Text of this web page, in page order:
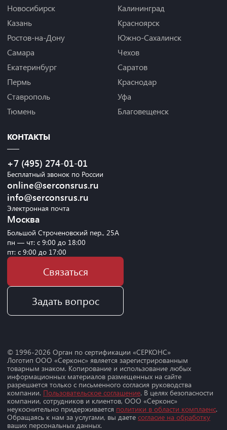
Новосибирск
Казань
Ростов-на-Дону
Самара
Екатеринбург
Пермь
Ставрополь
Тюмень
Калининград
Красноярск
Южно-Сахалинск
Чехов
Саратов
Краснодар
Уфа
Благовещенск
КОНТАКТЫ
+7 (495) 274-01-01
Бесплатный звонок по России
online@serconsrus.ru
info@serconsrus.ru
Электронная почта
Москва
Большой Строченовский пер., 25А
пн — чт: с 9:00 до 18:00
пт: с 9:00 до 17:00
Связаться
Задать вопрос
© 1996-2026 Орган по сертификации «СЕРКОНС»
Логотип ООО «Серконс» является зарегистрированным
товарным знаком. Копирование и использование любых
информационных материалов размещенных на сайте
разрешается только с письменного согласия руководства
компании. Пользовательское соглашение. В целях безопасности
компании, сотрудников и клиентов, ООО «Серконс»
неукоснительно придерживается политики в области комплаенс.
Обращаясь к нам за услугами, вы даете согласие на обработку
ваших персональных данных.